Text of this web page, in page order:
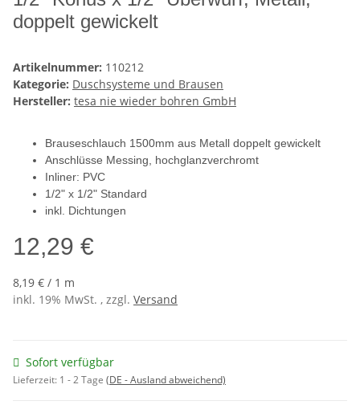
doppelt gewickelt
Artikelnummer: 110212
Kategorie: Duschsysteme und Brausen
Hersteller: tesa nie wieder bohren GmbH
Brauseschlauch 1500mm aus Metall doppelt gewickelt
Anschlüsse Messing, hochglanzverchromt
Inliner: PVC
1/2" x 1/2" Standard
inkl. Dichtungen
12,29 €
8,19 € / 1 m
inkl. 19% MwSt. , zzgl. Versand
Sofort verfügbar
Lieferzeit: 1 - 2 Tage (DE - Ausland abweichend)